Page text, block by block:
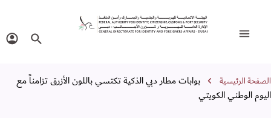
مطار دبي الذكية تكتسي باللون
تبديل التنقل البحث في
التنقل
الرئيسية
بوابات مطار دبي الذكية تكتسي باللون الأزرق تزامناً مع
الوطني الكويتي